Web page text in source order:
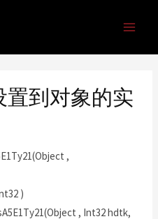
到对象的实
,
)
, Int32 hdtk,